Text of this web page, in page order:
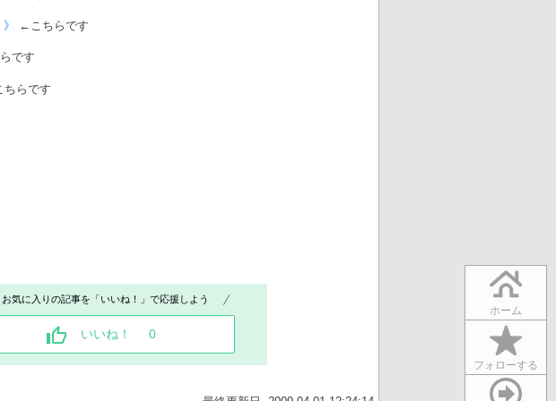
ホーム
フォローする
←こちらです
です
らです
お気に入りの記事を「いいね！」で応援しよう
いいね！ 0